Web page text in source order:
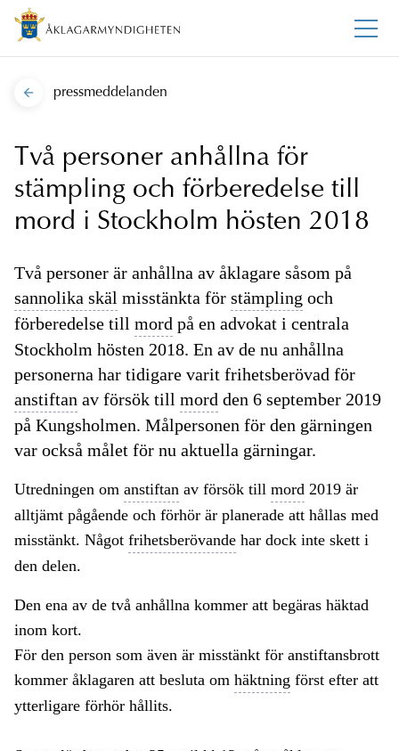
pressmeddelanden
Två personer anhållna för
stämpling och förberedelse till
mord i Stockholm hösten 2018
Två personer är anhållna av åklagare såsom på
sannolika skäl misstänkta för stämpling och
förberedelse till mord på en advokat i centrala
Stockholm hösten 2018. En av de nu anhållna
personerna har tidigare varit frihetsberövad för
anstiftan av försök till mord den 6 september 2019
på Kungsholmen. Målpersonen för den gärningen
var också målet för nu aktuella gärningar.
Utredningen om anstiftan av försök till mord 2019 är
alltjämt pågående och förhör är planerade att hållas med
misstänkt. Något frihetsberövande har dock inte skett i
den delen.
Den ena av de två anhållna kommer att begäras häktad
inom kort.
För den person som även är misstänkt för anstiftansbrott
kommer åklagaren att besluta om häktning först efter att
ytterligare förhör hållits.